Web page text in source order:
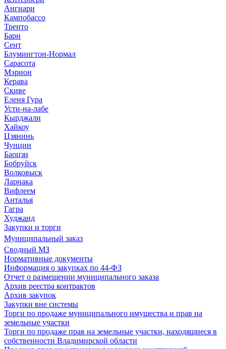
Ангиари
Кампобассо
Тренто
Бари
Сент
Блумингтон-Нормал
Сарасота
Мэрион
Керава
Скиве
Еленя Гура
Усти-на-лабе
Кырджали
Хайкоу
Цзянинь
Чунцин
Баоцзи
Бобруйск
Волковыск
Ларнака
Вифлеем
Анталья
Гагра
Худжанд
Закупки и торги
Муниципальный заказ
Сводный МЗ
Нормативные документы
Информация о закупках по 44-ФЗ
Отчет о размещении муниципального заказа
Архив реестра контрактов
Архив закупок
Закупки вне системы
Торги по продаже муниципального имущества и прав на
земельные участки
Торги по продаже прав на земельные участки, находящиеся в
собственности Владимирской области